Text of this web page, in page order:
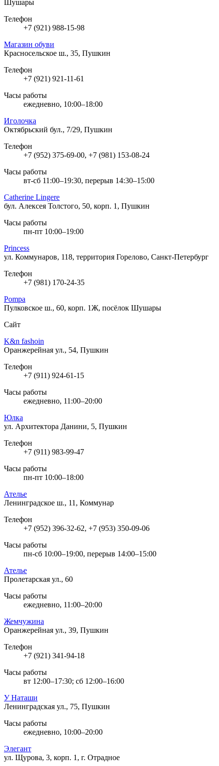
Шушары
Телефон
+7 (921) 988-15-98
Магазин обуви
Красносельское ш., 35, Пушкин
Телефон
+7 (921) 921-11-61
Часы работы
ежедневно, 10:00–18:00
Иголочка
Октябрьский бул., 7/29, Пушкин
Телефон
+7 (952) 375-69-00, +7 (981) 153-08-24
Часы работы
вт-сб 11:00–19:30, перерыв 14:30–15:00
Catherine Lingere
бул. Алексея Толстого, 50, корп. 1, Пушкин
Часы работы
пн-пт 10:00–19:00
Princess
ул. Коммунаров, 118, территория Горелово, Санкт-Петербург
Телефон
+7 (981) 170-24-35
Pompa
Пулковское ш., 60, корп. 1Ж, посёлок Шушары
Сайт
K&n fashoin
Оранжерейная ул., 54, Пушкин
Телефон
+7 (911) 924-61-15
Часы работы
ежедневно, 11:00–20:00
Юлка
ул. Архитектора Данини, 5, Пушкин
Телефон
+7 (911) 983-99-47
Часы работы
пн-пт 10:00–18:00
Ателье
Ленинградское ш., 11, Коммунар
Телефон
+7 (952) 396-32-62, +7 (953) 350-09-06
Часы работы
пн-сб 10:00–19:00, перерыв 14:00–15:00
Ателье
Пролетарская ул., 60
Часы работы
ежедневно, 11:00–20:00
Жемчужина
Оранжерейная ул., 39, Пушкин
Телефон
+7 (921) 341-94-18
Часы работы
вт 12:00–17:30; сб 12:00–16:00
У Наташи
Ленинградская ул., 75, Пушкин
Часы работы
ежедневно, 10:00–20:00
Элегант
ул. Щурова, 3, корп. 1, г. Отрадное